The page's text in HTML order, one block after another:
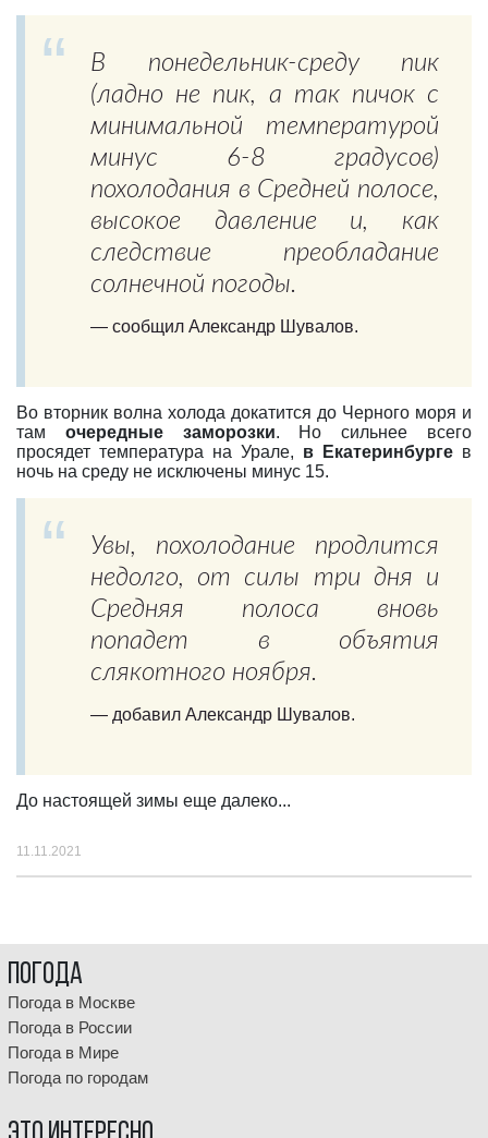
В понедельник-среду пик
(ладно не пик, а так пичок с
минимальной температурой
минус 6-8 градусов)
похолодания в Средней полосе,
высокое давление и, как
следствие преобладание
солнечной погоды.
— сообщил Александр Шувалов.
Во вторник волна холода докатится до Черного моря и
там очередные заморозки. Но сильнее всего
просядет температура на Урале, в Екатеринбурге в
ночь на среду не исключены минус 15.
Увы, похолодание продлится
недолго, от силы три дня и
Средняя полоса вновь
попадет в объятия
слякотного ноября.
— добавил Александр Шувалов.
До настоящей зимы еще далеко...
11.11.2021
Погода
Погода в Москве
Погода в России
Погода в Мире
Погода по городам